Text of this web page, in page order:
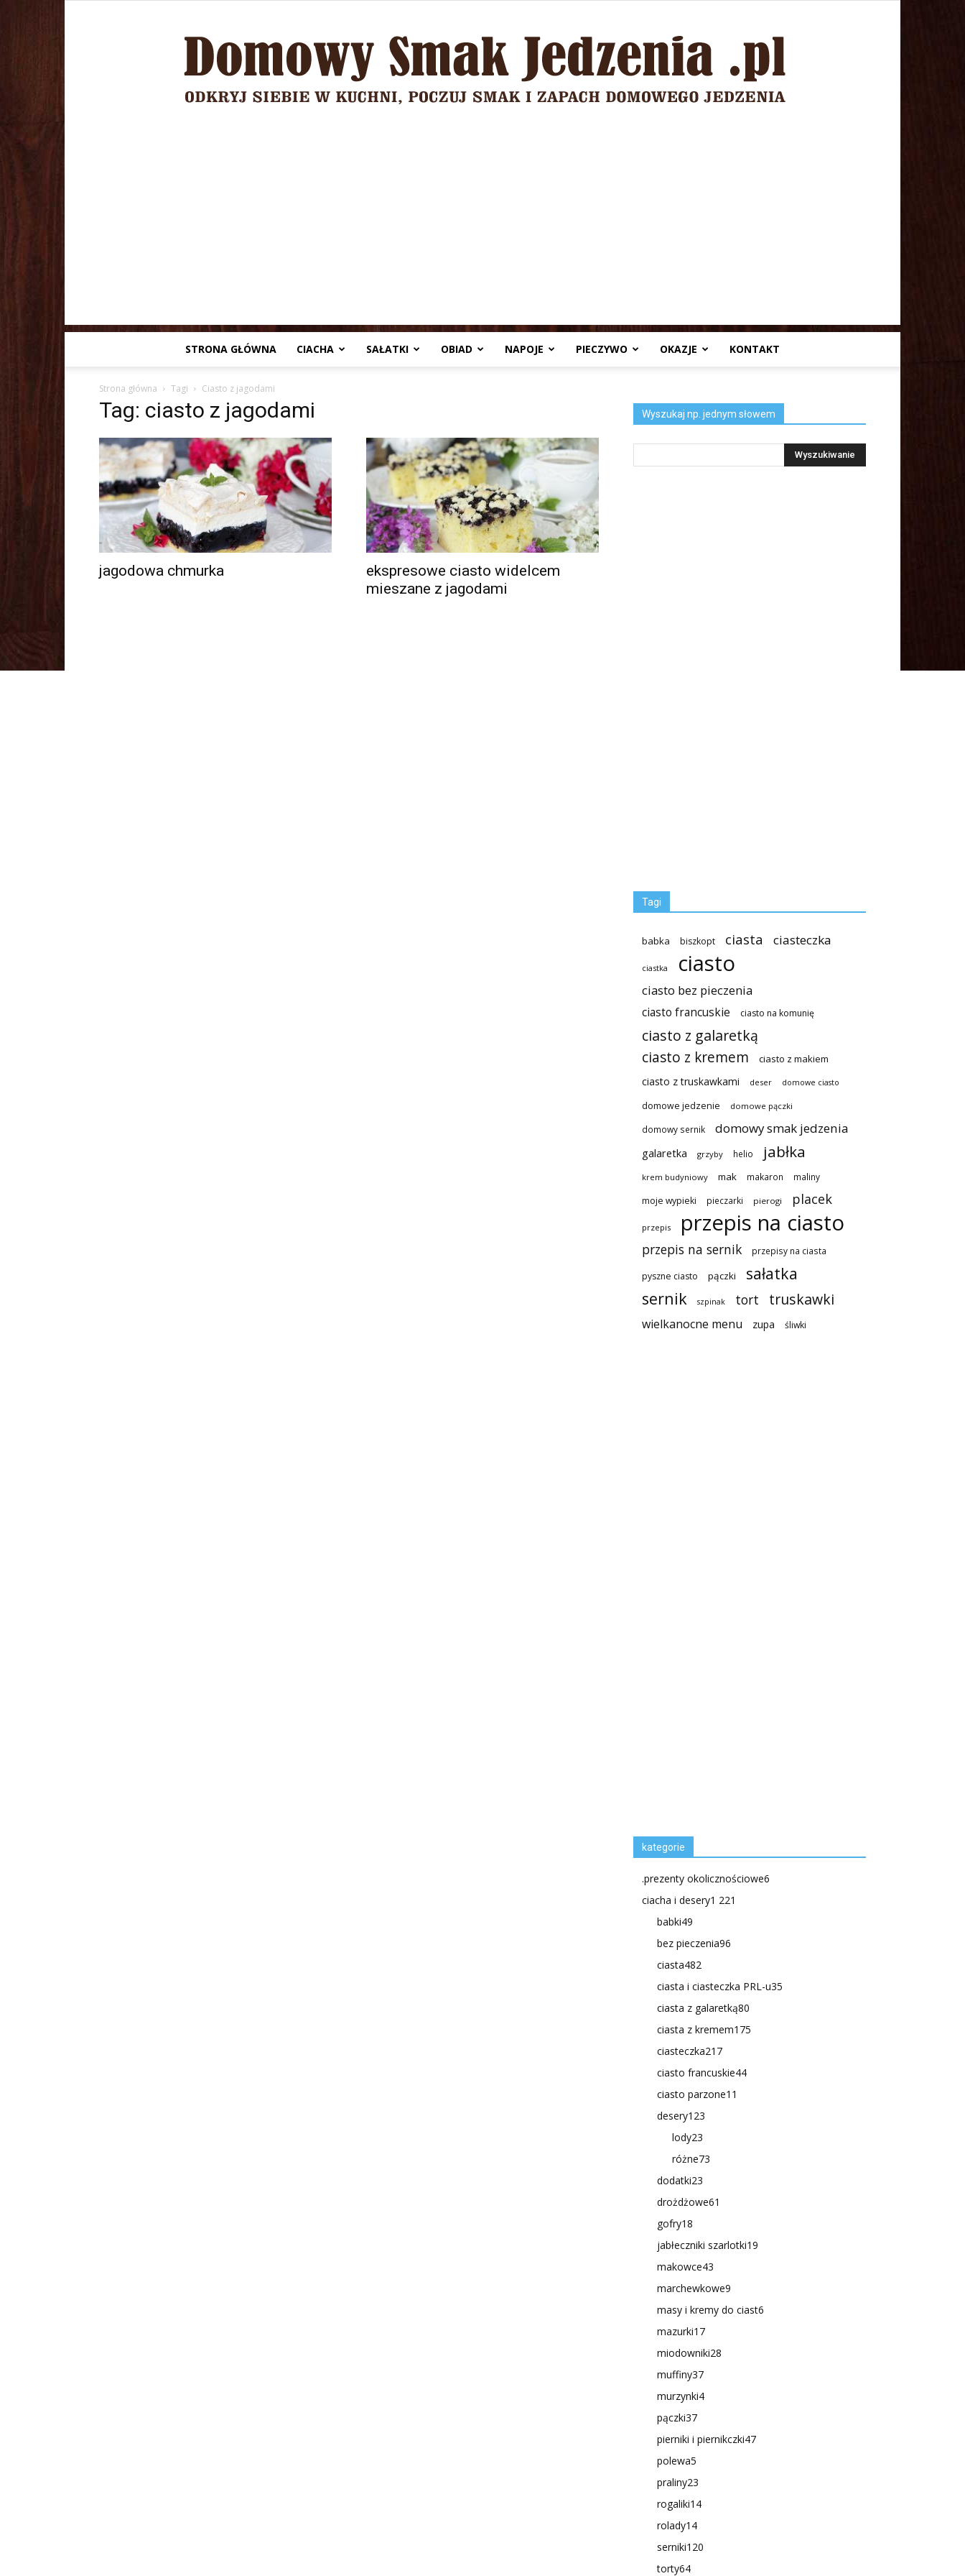
Jedzenia
.pl
STRONA GŁÓWNA CIACHA SAŁATKI OBIAD NAPOJE PIECZYWO OKAZJE KONTAKT
Strona główna Tagi Ciasto z jagodami
Tag: ciasto z jagodami
jagodowa chmurka
ekspresowe ciasto widelcem
mieszane z jagodami
Wyszukaj np. jednym słowem
Tagi
babka biszkopt ciasta ciasteczka
ciastka ciasto
ciasto bez pieczenia
ciasto francuskie ciasto na komunię
ciasto z galaretką
ciasto z kremem ciasto z makiem
ciasto z truskawkami deser domowe ciasto
domowe jedzenie domowe pączki
domowy sernik domowy smak jedzenia
galaretka grzyby helio jabłka
krem budyniowy mak makaron maliny
moje wypieki pieczarki pierogi placek
przepis przepis na ciasto
przepis na sernik przepisy na ciasta
pyszne ciasto pączki
sałatka
sernik
szpinak tort truskawki
wielkanocne menu zupa śliwki
kategorie
.prezenty okolicznościowe6
ciacha i desery1 221
babki49
bez pieczenia96
ciasta482
ciasta i ciasteczka PRL-u35
ciasta z galaretką80
ciasta z kremem175
ciasteczka217
ciasto francuskie44
ciasto parzone11
desery123
lody23
różne73
dodatki23
drożdżowe61
gofry18
jabłeczniki szarlotki19
makowce43
marchewkowe9
masy i kremy do ciast6
mazurki17
miodowniki28
muffiny37
murzynki4
pączki37
pierniki i piernikczki47
polewa5
praliny23
rogaliki14
rolady14
serniki120
torty64